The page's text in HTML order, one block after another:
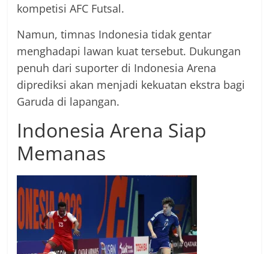
kompetisi AFC Futsal.
Namun, timnas Indonesia tidak gentar
menghadapi lawan kuat tersebut. Dukungan
penuh dari suporter di Indonesia Arena
diprediksi akan menjadi kekuatan ekstra bagi
Garuda di lapangan.
Indonesia Arena Siap
Memanas